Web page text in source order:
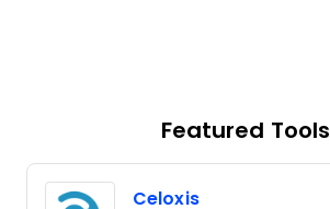
Featured Tools
Celoxis